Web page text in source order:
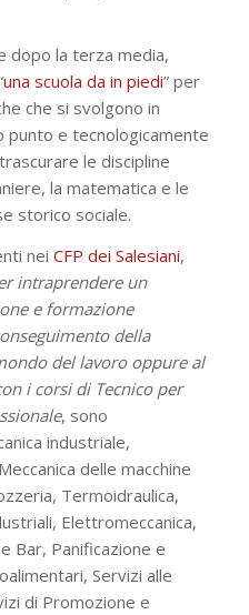
dopo la terza media,
una scuola da in piedi” per
che si svolgono in
e tecnologicamente
le discipline
la matematica e le
storico sociale.
nei CFP dei Salesiani,
intraprendere un
e formazione
della
del lavoro oppure al
i corsi di Tecnico per
, sono
industriale,
delle macchine
Termoidraulica,
Elettromeccanica,
Bar, Panificazione e
Servizi alle
di Promozione e